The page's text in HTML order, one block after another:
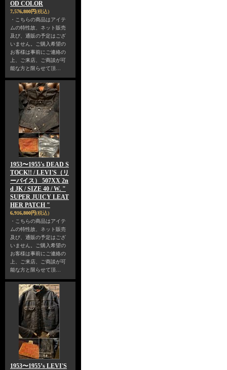
OD COLOR
7,576,800円(税込)
・こちらの商品はアイテ
ムの特性故、ネット販売
及び、通販の予定はござ
いません。ご購入希望の
お客様は事前にご連絡の
上、ご来店、ご商談が可
能な方と限らせて頂…
1953〜1955's DEAD S
TOCK!! / LEVI'S（リ
ーバイス） 507XX 2n
d JK / SIZE 40 / W. "
SUPER JUICY LEAT
HER PATCH "
6,916,800円(税込)
・こちらの商品はアイテ
ムの特性故、ネット販売
及び、通販の予定はござ
いません。ご購入希望の
お客様は事前にご連絡の
上、ご来店、ご商談が可
能な方と限らせて頂…
1953〜1955’s LEVI'S